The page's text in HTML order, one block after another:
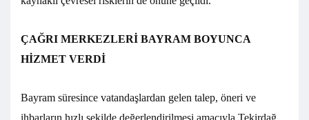
ÇAĞRI MERKEZLERİ BAYRAM BOYUNCA
HİZMET VERDİ
Bayram süresince vatandaşlardan gelen talep, öneri ve
ihbarların hızlı şekilde değerlendirilmesi amacıyla Tekirdağ